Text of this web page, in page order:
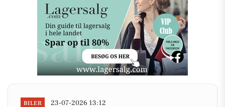
BILER 23-07-2026 13:12